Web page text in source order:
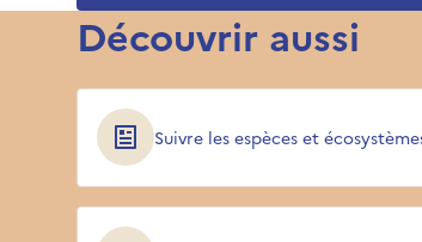
Découvrir aussi
Suivre les espèces et